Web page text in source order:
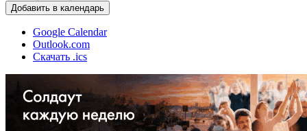
Добавить в календарь
Google Calendar
Outlook.com
Скачать .ics